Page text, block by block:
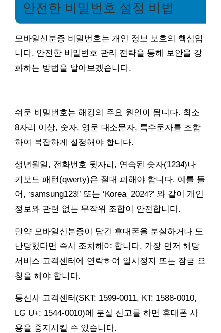
안전한 비밀번호 설정 비법
모바일신분증 비밀번호는 개인 정보 보호의 핵심입
니다. 안전한 비밀번호 관리 전략을 통해 보안을 강
화하는 방법을 알아보겠습니다.
쉬운 비밀번호는 해킹의 주요 원인이 됩니다. 최소
8자리 이상, 숫자, 영문 대소문자, 특수문자를 조합
하여 복잡하게 설정해야 합니다.
생년월일, 전화번호 뒷자리, 연속된 숫자(1234)나
키보드 패턴(qwerty)은 절대 피해야 합니다. 예를 들
어, ‘samsung123!’ 또는 ‘Korea_2024?’ 와 같이 개인
정보와 관련 없는 무작위 조합이 안전합니다.
만약 모바일신분증이 담긴 휴대폰을 분실하거나 도
난당했다면 즉시 조치해야 합니다. 가장 먼저 해당
서비스 고객센터에 연락하여 일시정지 또는 잠금 요
청을 해야 합니다.
통신사 고객센터(SKT: 1599-0011, KT: 1588-0010,
LG U+: 1544-0010)에 분실 신고를 하면 휴대폰 사
용을 중지시킬 수 있습니다.